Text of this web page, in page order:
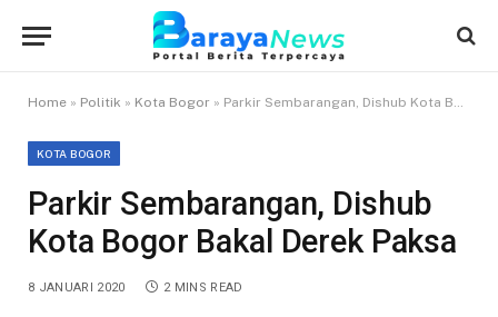
Home » Politik » Kota Bogor » Parkir Sembarangan, Dishub Kota Bogor Bakal Derek Paksa
KOTA BOGOR
Parkir Sembarangan, Dishub
Kota Bogor Bakal Derek Paksa
8 JANUARI 2020 2 MINS READ